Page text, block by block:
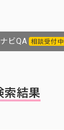
ビQA 相談受付中
索結果